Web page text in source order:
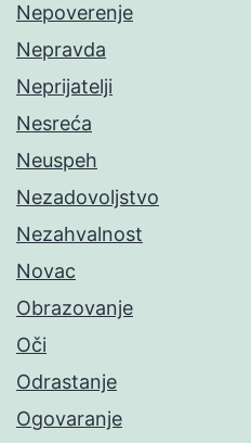
Nepoverenje
Nepravda
Neprijatelji
Nesreća
Neuspeh
Nezadovoljstvo
Nezahvalnost
Novac
Obrazovanje
Oči
Odrastanje
Ogovaranje